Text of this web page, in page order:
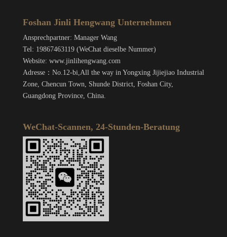
Foshan Jinli Hengwang Unternehmen
Ansprechpartner: Manager Wang
Tel: 19867463119 (WeChat dieselbe Nummer)
Website: www.jinlihengwang.com
Adresse：No.12-bi,All the way in Yongxing Jijiejiao Industrial
Zone, Chencun Town, Shunde District, Foshan City,
Guangdong Province, China.
WeChat-Scannen, 24-Stunden-Beratung